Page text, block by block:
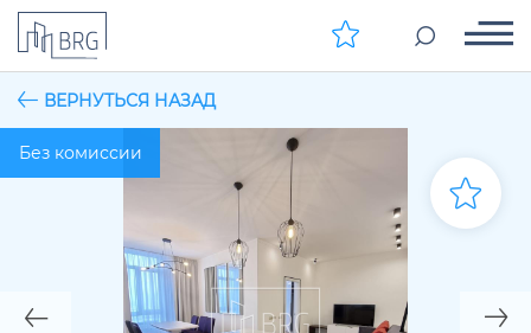
ВЕРНУТЬСЯ НАЗАД
Без комиссии